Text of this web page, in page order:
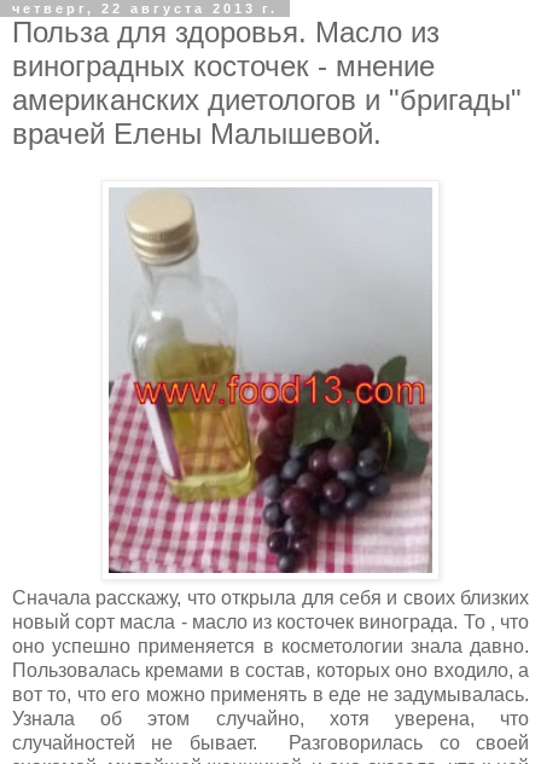
четверг, 22 августа 2013 г.
Польза для здоровья. Масло из
виноградных косточек - мнение
американских диетологов и "бригады"
врачей Елены Малышевой.
Сначала расскажу, что открыла для себя и своих близких
новый сорт масла - масло из косточек винограда. То , что
оно успешно применяется в косметологии знала давно.
Пользовалась кремами в состав, которых оно входило, а
вот то, что его можно применять в еде не задумывалась.
Узнала об этом случайно, хотя уверена, что
случайностей не бывает. Разговорилась со своей